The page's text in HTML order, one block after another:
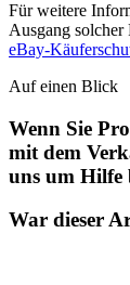
Für weitere
Ausgang solcher
eBay-
Auf einen Blick
Wenn Sie
mit dem
uns um Hilfe
War dieser